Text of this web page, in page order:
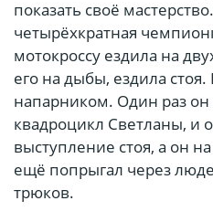
показать своё
четырёхкратная
мотокроссу ездила на
его на дыбы, ездила стоя.
напарником. Один раз он
квадроцикл Светланы, и
выступление стоя, а он
ещё попрыгал через
трюков.